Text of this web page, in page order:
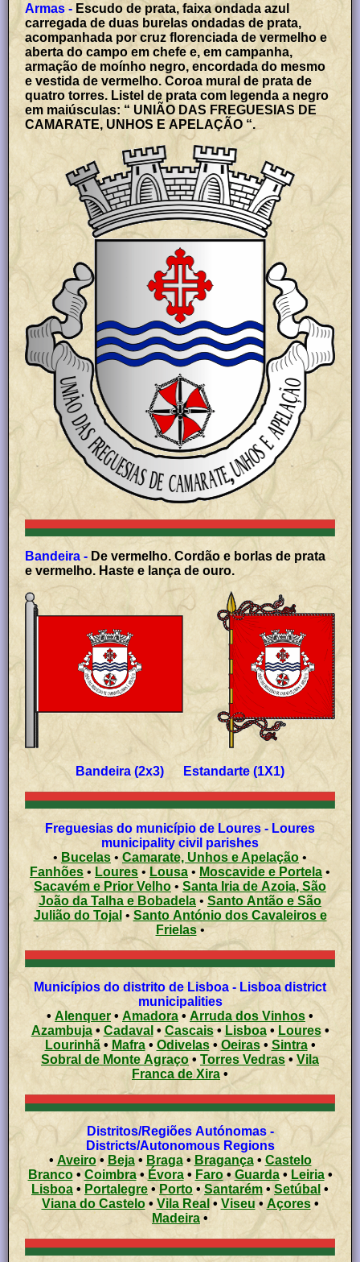
Armas - Escudo de prata, faixa ondada azul
carregada de duas burelas ondadas de prata,
acompanhada por cruz florenciada de vermelho e
aberta do campo em chefe e, em campanha,
armação de moínho negro, encordada do mesmo
e vestida de vermelho. Coroa mural de prata de
quatro torres. Listel de prata com legenda a negro
em maiúsculas: “ UNIÃO DAS FREGUESIAS DE
CAMARATE, UNHOS E APELAÇÃO “.
Bandeira - De vermelho. Cordão e borlas de prata
e vermelho. Haste e lança de ouro.
Bandeira (2x3) Estandarte (1X1)
Freguesias do município de Loures - Loures
municipality civil parishes
• Bucelas • Camarate, Unhos e Apelação •
Fanhões • Loures • Lousa • Moscavide e Portela •
Sacavém e Prior Velho • Santa Iria de Azoia, São
João da Talha e Bobadela • Santo Antão e São
Julião do Tojal • Santo António dos Cavaleiros e
Frielas•
Municípios do distrito de Lisboa - Lisboa district
municipalities
• Alenquer • Amadora• Arruda dos Vinhos •
Azambuja• Cadaval • Cascais• Lisboa• Loures•
Lourinhã• Mafra• Odivelas•Oeiras• Sintra•
Sobral de Monte Agraço • Torres Vedras • Vila
Franca de Xira •
Distritos/Regiões Autónomas -
Districts/Autonomous Regions
• Aveiro• Beja• Braga• Bragança• Castelo
Branco• Coimbra• Évora•Faro•Guarda• Leiria•
Lisboa • Portalegre • Porto•Santarém• Setúbal •
Viana do Castelo• Vila Real • Viseu• Açores •
Madeira •